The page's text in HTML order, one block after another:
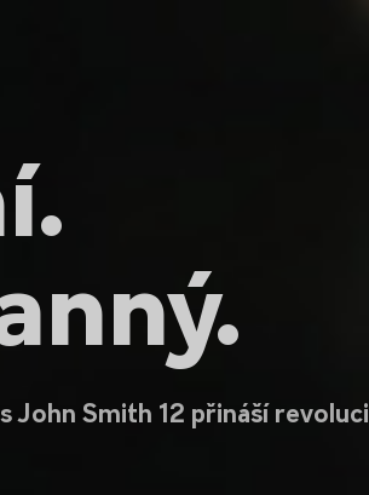
John Smith 12 přináší revoluci